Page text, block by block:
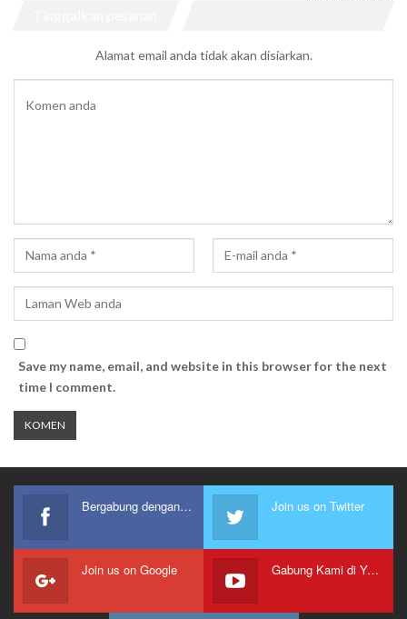
Alamat email anda tidak akan disiarkan.
Save my name, email, and website in this browser for the next
time I comment.
Bergabung dengan kami Join us on Twitter
Join us on Google Gabung Kami di Youtube